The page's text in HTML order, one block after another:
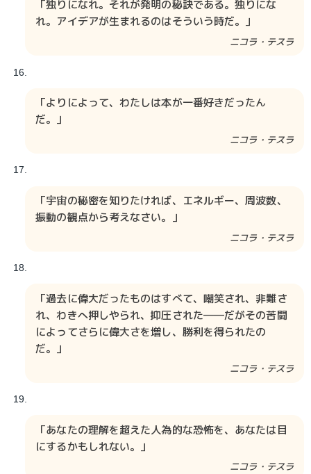
「独りになれ。それが発明の秘訣である。独りにな
れ。アイデアが生まれるのはそういう時だ。」
ニコラ・テスラ​​​​
「よりによって、わたしは本が一番好きだったん
だ。」
ニコラ・テスラ​​​​
「宇宙の秘密を知りたければ、エネルギー、周波数、
振動の観点から考えなさい。」
ニコラ・テスラ​​​​​​
「過去に偉大だったものはすべて、嘲笑され、非難さ
れ、わきへ押しやられ、抑圧された――だがその苦闘
によってさらに偉大さを増し、勝利を得られたの
だ。」
ニコラ・テスラ​​
「あなたの理解を超えた人為的な恐怖を、あなたは目
にするかもしれない。」
ニコラ・テスラ​​